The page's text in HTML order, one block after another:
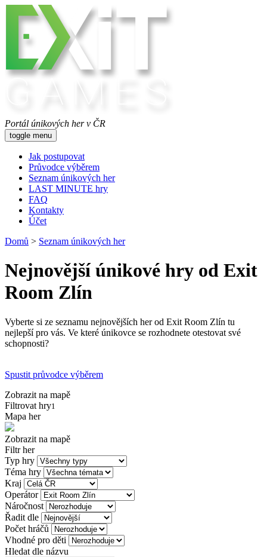
Portál únikových her v ČR
toggle menu
Jak postupovat
Průvodce výběrem
Seznam únikových her
LAST MINUTE hry
FAQ
Kontakty
Účet
Domů > Seznam únikových her
Nejnovější únikové hry od Exit
Room Zlín
Vyberte si ze seznamu nejnovějších her od Exit Room Zlín tu
nejlepší pro vás. Ve které únikovce se rozhodnete otestovat své
schopnosti?
Spustit průvodce výběrem
Zobrazit na mapě
Filtrovat hry1
Mapa her
Zobrazit na mapě
Filtr her
Typ hry
Téma hry
Kraj
Operátor
Náročnost
Řadit dle
Počet hráčů
Vhodné pro děti
Hledat dle názvu